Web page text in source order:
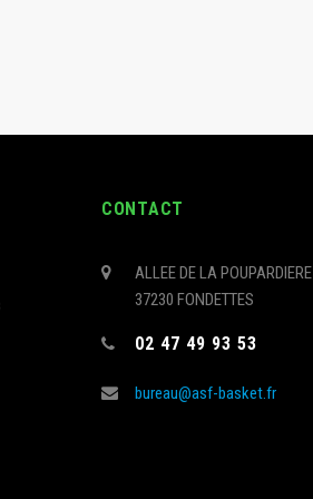
CONTACT
ALLEE DE LA POUPARDIERE
37230 FONDETTES
02 47 49 93 53
bureau@asf-basket.fr